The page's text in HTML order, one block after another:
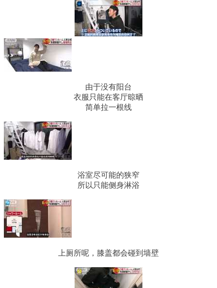
由于没有阳台
衣服只能在客厅晾晒
简单拉一根线
浴室尽可能的狭窄
所以只能侧身淋浴
上厕所呢，膝盖都会碰到墙壁